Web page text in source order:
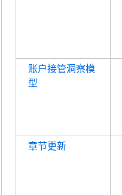
账户接管洞察模
型
章节更新